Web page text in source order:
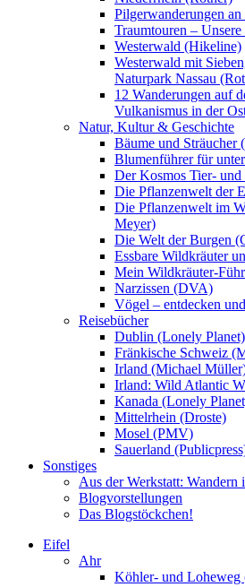
Pilgerwanderungen
Traumtouren –
Westerwald (Hikeline)
Westerwald mit
Naturpark Nassau
12 Wanderungen auf
Vulkanismus in der
Natur, Kultur & Geschichte
Bäume und Sträucher
Blumenführer für
Der Kosmos Tier-
Die Pflanzenwelt der
Die Pflanzenwelt im
Meyer)
Die Welt der Burgen
Essbare Wildkräuter
Mein Wildkräuter-
Narzissen (DVA)
Vögel – entdecken
Reisebücher
Dublin (Lonely Planet)
Fränkische Schweiz
Irland (Michael
Irland: Wild Atlantic
Kanada (Lonely
Mittelrhein (Droste)
Mosel (PMV)
Sauerland
Sonstiges
Aus der Werkstatt: Wandern
Blogvorstellungen
Das Blogstöckchen!
Eifel
Ahr
Köhler- und Loheweg